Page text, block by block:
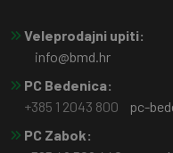
Veleprodajni upiti:
info@bmd.hr
PC Bedenica:
+385 1 2043 800
pc-
PC Zabok: